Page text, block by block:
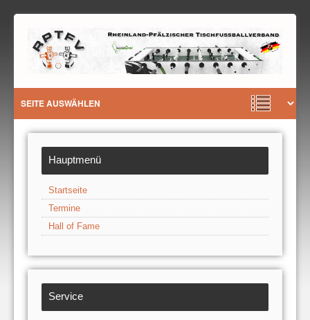
Hauptmenü
Startseite
Termine
Hall of Fame
Service